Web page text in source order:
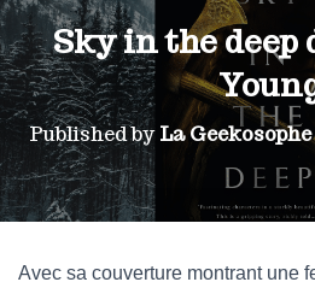
Sky in the deep
Published byLa Geekosophe
Avec sa couverture montrant une